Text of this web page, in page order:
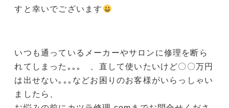
すと幸いでございます
いつも通っているメーカーやサロンに修理を断ら
れてしまった｡｡｡ 、直して使いたいけど〇〇万円
は出せない｡｡｡などお困りのお客様がいらっしゃい
ましたら、